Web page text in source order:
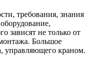
требования, знания
зависят не только от
Большое
управляющего краном.